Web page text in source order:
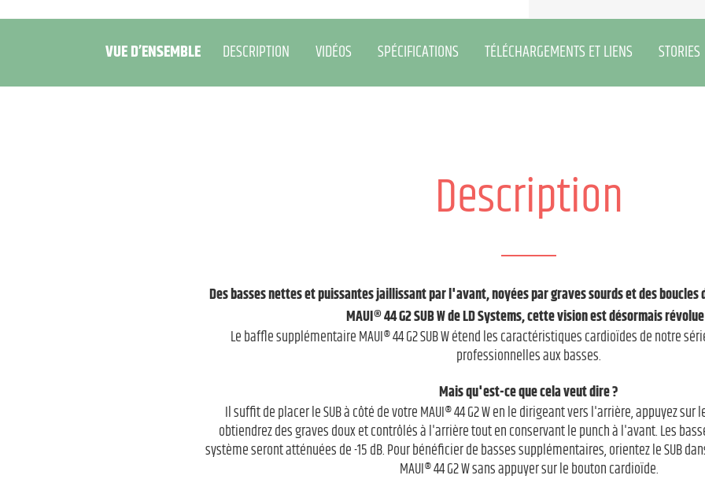
VUE D’ENSEMBLE DESCRIPTION VIDÉOS SPÉCIFICATIONS TÉLÉCHARGEMENTS ET LIENS STORIES
Description
Des basses nettes et puissantes jaillissant par l'avant, noyées par graves sourds et des
MAUI® 44 G2 SUB W de LD Systems, cette vision est désormais
Le baffle supplémentaire MAUI® 44 G2 SUB W étend les caractéristiques cardioïdes de notre
professionnelles aux basses.
Mais qu'est-ce que cela veut dire ?
Il suffit de placer le SUB à côté de votre MAUI® 44 G2 W en le dirigeant vers l'arrière, appuyez
obtiendrez des graves doux et contrôlés à l'arrière tout en conservant le punch à l'avant. Les
système seront atténuées de -15 dB. Pour bénéficier de basses supplémentaires, orientez le SUB
MAUI® 44 G2 W sans appuyer sur le bouton cardioïde.